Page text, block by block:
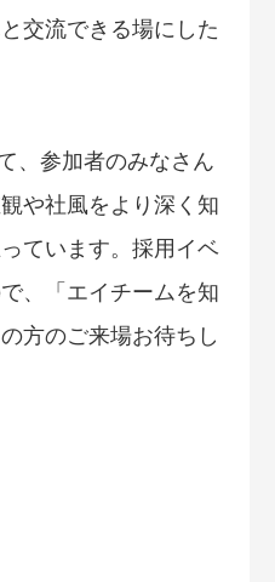
交流できる場にした
、参加者のみなさん
や社風をより深く知
ています。採用イベ
、「エイチームを知
方のご来場お待ちし